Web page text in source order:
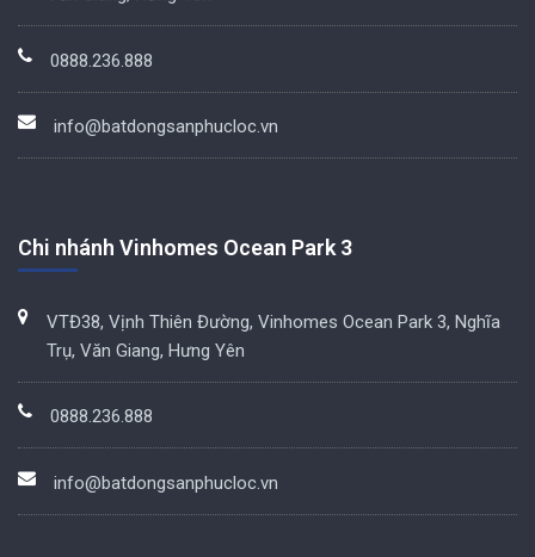
0888.236.888
info@batdongsanphucloc.vn
Chi nhánh Vinhomes Ocean Park 3
VTĐ38, Vịnh Thiên Đường, Vinhomes Ocean Park 3, Nghĩa
Trụ, Văn Giang, Hưng Yên
0888.236.888
info@batdongsanphucloc.vn